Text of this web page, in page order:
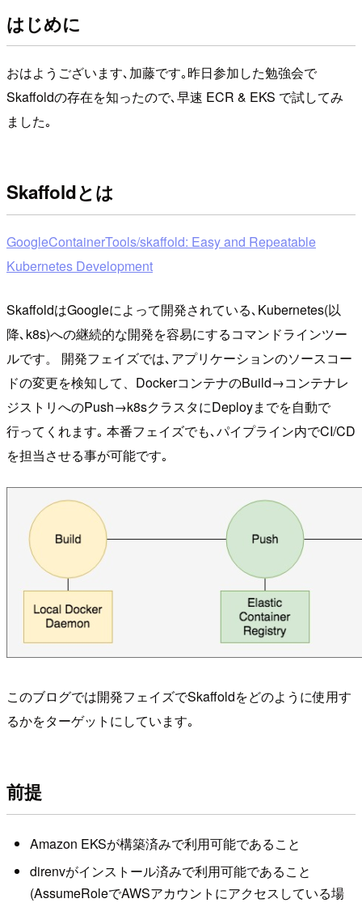
はじめに
おはようございます､加藤です｡昨日参加した勉強会で
Skaffoldの存在を知ったので､早速 ECR & EKS で試してみ
ました｡
Skaffoldとは
GoogleContainerTools/skaffold: Easy and Repeatable
Kubernetes Development
SkaffoldはGoogleによって開発されている､Kubernetes(以
降､k8s)への継続的な開発を容易にするコマンドラインツー
ルです。 開発フェイズでは､アプリケーションのソースコー
ドの変更を検知して、DockerコンテナのBuild→コンテナレ
ジストリへのPush→k8sクラスタにDeployまでを自動で
行ってくれます｡ 本番フェイズでも､パイプライン内でCI/CD
を担当させる事が可能です｡
このブログでは開発フェイズでSkaffoldをどのように使用す
るかをターゲットにしています｡
前提
Amazon EKSが構築済みで利用可能であること
direnvがインストール済みで利用可能であること
(AssumeRoleでAWSアカウントにアクセスしている場